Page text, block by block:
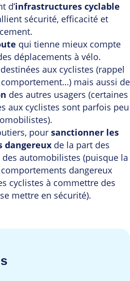
d’infrastructures cyclable
sécurité, efficacité et
qui tienne mieux compte
déplacements à vélo.
destinées aux cyclistes (rappel
mais aussi de
des autres usagers (certaines
aux cyclistes sont parfois peu
pour sanctionner les
dangereux de la part des
automobilistes (puisque la
dangereux
cyclistes à commettre des
mettre en sécurité).